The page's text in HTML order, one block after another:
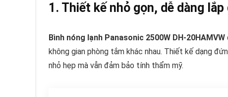
1. Thiết kế nhỏ gọn, dễ dàng
Bình nóng lạnh Panasonic 2500W DH-20HAMVW
không gian phòng tắm khác nhau. Thiết kế dạng
nhỏ hẹp mà vẫn đảm bảo tính thẩm mỹ.